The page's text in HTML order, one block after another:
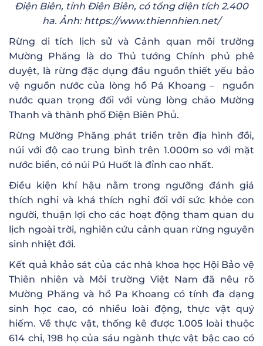
Điện Biên, tỉnh Điện Biên, có tổng diện tích 2.400
ha. Ảnh: https://www.thiennhien.net/
Rừng di tích lịch sử và Cảnh quan môi trường
Mường Phăng là do Thủ tướng Chính phủ phê
duyệt, là rừng đặc dụng đầu nguồn thiết yếu bảo
vệ nguồn nước của lòng hồ Pá Khoang – nguồn
nước quan trọng đối với vùng lòng chảo Mường
Thanh và thành phố Điện Biên Phủ.
Rừng Mường Phăng phát triển trên địa hình đồi,
núi với độ cao trung bình trên 1.000m so với mặt
nước biển, có núi Pú Huốt là đỉnh cao nhất.
Điều kiện khí hậu nằm trong ngưỡng đánh giá
thích nghi và khá thích nghi đối với sức khỏe con
người, thuận lợi cho các hoạt động tham quan du
lịch ngoài trời, nghiên cứu cảnh quan rừng nguyên
sinh nhiệt đới.
Kết quả khảo sát của các nhà khoa học Hội Bảo vệ
Thiên nhiên và Môi trường Việt Nam đã nêu rõ
Mường Phăng và hồ Pa Khoang có tính đa dạng
sinh học cao, có nhiều loài động, thực vật quý
hiếm. Về thực vật, thống kê được 1.005 loài thuộc
614 chi, 198 họ của sáu ngành thực vật bậc cao có